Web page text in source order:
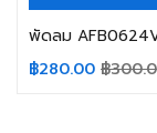
฿280.00 ฿